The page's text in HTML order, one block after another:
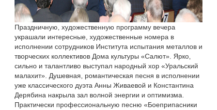
Праздничную, художественную программу вечера
украшали интересные, художественные номера в
исполнении сотрудников Института испытания металлов и
творческих коллективов Дома культуры «Салют». Ярко,
сильно и талантливо выступал народный хор «Уральский
малахит». Душевная, романтическая песня в исполнении
уже классического дуэта Анны Живаевой и Константина
Дерябина накрыла зал волной энергии и оптимизма.
Практически профессиональную песню «Боеприпасники